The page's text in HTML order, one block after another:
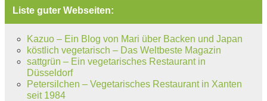
Liste guter Webseiten:
Kazuo – Ein Blog von Mari über Backen und Japan
köstlich vegetarisch – Das Weltbeste Magazin
sattgrün – Ein vegetarisches Restaurant in
Düsseldorf
Petersilchen – Vegetarisches Restaurant in Xanten
seit 1984